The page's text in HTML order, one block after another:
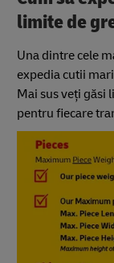
limite de
Una dintre cele
expedia cutii
Mai sus veți găsi
pentru fiecare